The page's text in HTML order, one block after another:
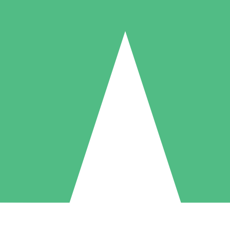
Packs de Crédits Individuels
à l'utilisation avec des crédits de téléchargement. Sans engagement
5 Téléchargements
US$